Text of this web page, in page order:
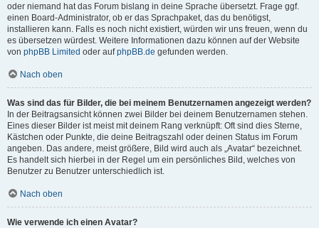
oder niemand hat das Forum bislang in deine Sprache übersetzt. Frage ggf.
einen Board-Administrator, ob er das Sprachpaket, das du benötigst,
installieren kann. Falls es noch nicht existiert, würden wir uns freuen, wenn du
es übersetzen würdest. Weitere Informationen dazu können auf der Website
von phpBB Limited oder aufphpBB.de gefunden werden.
Nach oben
Was sind das für Bilder, die bei meinem Benutzernamen angezeigt werden?
In der Beitragsansicht können zwei Bilder bei deinem Benutzernamen stehen.
Eines dieser Bilder ist meist mit deinem Rang verknüpft: Oft sind dies Sterne,
Kästchen oder Punkte, die deine Beitragszahl oder deinen Status im Forum
angeben. Das andere, meist größere, Bild wird auch als „Avatar“ bezeichnet.
Es handelt sich hierbei in der Regel um ein persönliches Bild, welches von
Benutzer zu Benutzer unterschiedlich ist.
Nach oben
Wie verwende ich einen Avatar?